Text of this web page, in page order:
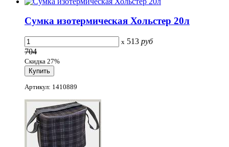
Сумка изотермическая Хольстер 20л
x 513 руб
704
Скидка 27%
Артикул: 1410889